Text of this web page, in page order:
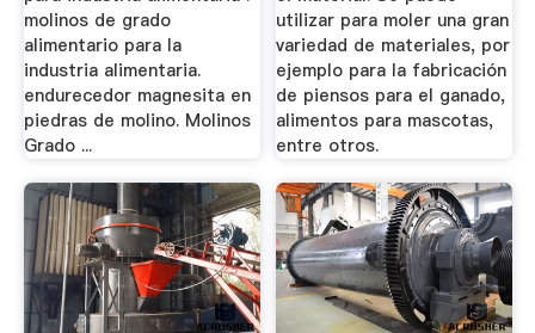
molinos de grado
alimentario para la
industria alimentaria.
endurecedor magnesita en
piedras de molino. Molinos
Grado ...
utilizar para moler una gran
variedad de materiales, por
ejemplo para la fabricación
de piensos para el ganado,
alimentos para mascotas,
entre otros.